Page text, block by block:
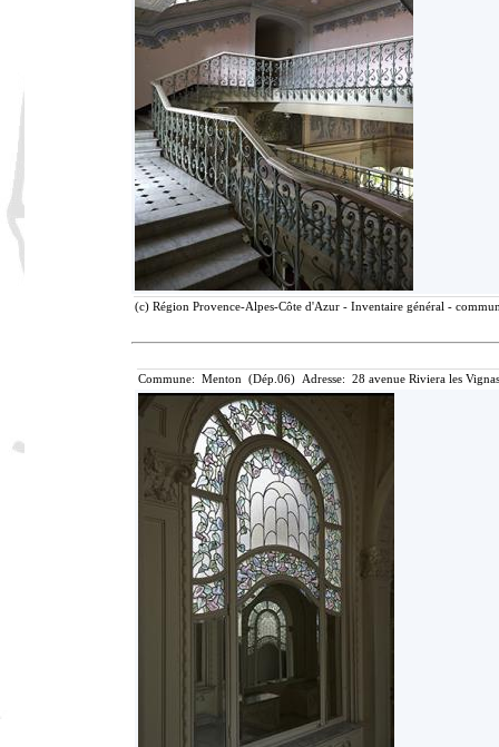
(c) Région Provence-Alpes-Côte d'Azur - Inventaire général -
Commune: Menton (Dép.06) Adresse: 28 avenue Riviera les